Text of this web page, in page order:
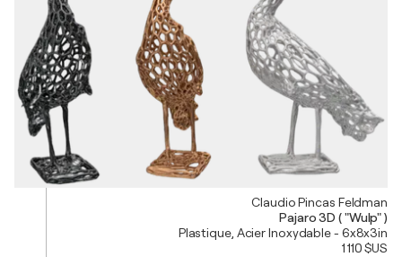
Claudio Pincas Feldman
Pajaro 3D ( "Wulp" )
Plastique, Acier Inoxydable - 6x8x3in
1 110 $US